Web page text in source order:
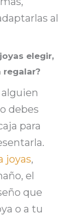
al
elegir,
regalar?
debes
para
joyas,
el
que
o a tu